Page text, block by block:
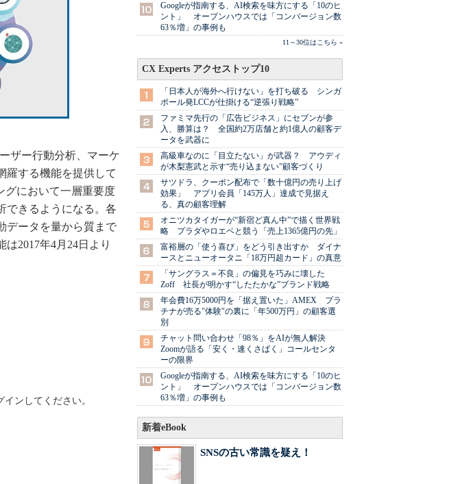
ザー行動分析、マーケ
羅する機能を提供して
グにおいて一層重要度
できるようになる。各
データを量から質まで
2017年4月24日より
ンしてください。
Googleが指南する、AI検索を味方にする「10のヒ
ント」 オープンハウスでは「コンバージョン数
63％増」の事例も
11～30位はこちら »
CX Experts アクセストップ10
「日本人が海外へ行けない」を打ち破る シンガ
ポール発LCCが仕掛ける“逆張り戦略”
ファミマ先行の「広告ビジネス」にセブンが参
入、勝算は？ 全国約2万店舗と約1億人の顧客デ
ータを武器に
高級車なのに「目立たない」が武器？ アウディ
が木梨憲武と示す“売り込まない”顧客づくり
サツドラ、クーポン配布で「数十億円の売り上げ
効果」 アプリ会員「145万人」達成で見据え
る、真の顧客理解
オニツカタイガーが“新宿ど真ん中”で描く世界戦
略 プラダやロエベと競う「売上1365億円の先」
富裕層の「使う喜び」をどう引き出すか ダイナ
ースとニューオータニ「18万円超カード」の真意
「サングラス＝不良」の偏見を巧みに壊した
Zoff 社長が明かす“したたかな”ブランド戦略
年会費16万5000円を「据え置いた」AMEX プラ
チナが売る"体験"の裏に「年500万円」の顧客選
別
チャット問い合わせ「98％」をAIが無人解決
Zoomが語る「安く・速くさばく」コールセンタ
ーの限界
Googleが指南する、AI検索を味方にする「10のヒ
ント」 オープンハウスでは「コンバージョン数
63％増」の事例も
新着eBook
SNSの古い常識を疑え！